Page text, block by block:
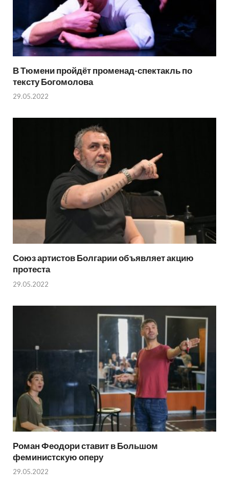
В Тюмени пройдёт променад-спектакль по
тексту Богомолова
29.05.2022
Союз артистов Болгарии объявляет акцию
протеста
29.05.2022
Роман Феодори ставит в Большом
феминистскую оперу
29.05.2022